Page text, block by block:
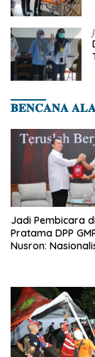
𝐁𝐄𝐍𝐂𝐀𝐍𝐀
Jadi Pembicara
Pratama DPP
Nusron: